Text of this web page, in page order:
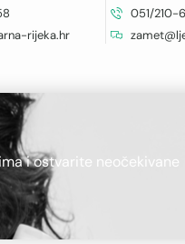
rijeka.hr
051/210-
i ostvarite neočekivane